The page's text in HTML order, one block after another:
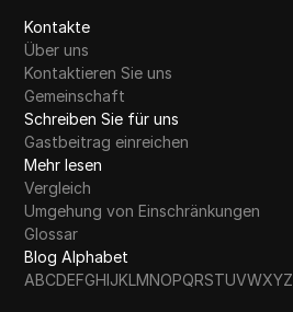
Kontakte
Über uns
Kontaktieren Sie uns
Gemeinschaft
Schreiben Sie für uns
Gastbeitrag einreichen
Mehr lesen
Vergleich
Umgehung von Einschränkungen
Glossar
Blog Alphabet
ABCDEFGHIJKLMNOPQRSTUVWXYZ